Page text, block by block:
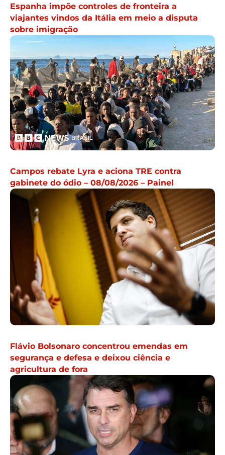
Espanha impõe controles de fronteira a
viajantes vindos da Itália em meio a disputa
sobre imigração
Campos rebate Lyra e aciona TRE contra
gabinete do ódio – 08/08/2026 – Painel
Flávio Bolsonaro concentrou emendas em
segurança e defesa e deixou ciência e
agricultura de fora